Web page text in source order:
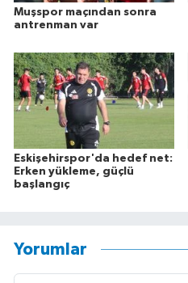
Muşspor maçından sonra
antrenman var
Eskişehirspor'da hedef net:
Erken yükleme, güçlü
başlangıç
Yorumlar